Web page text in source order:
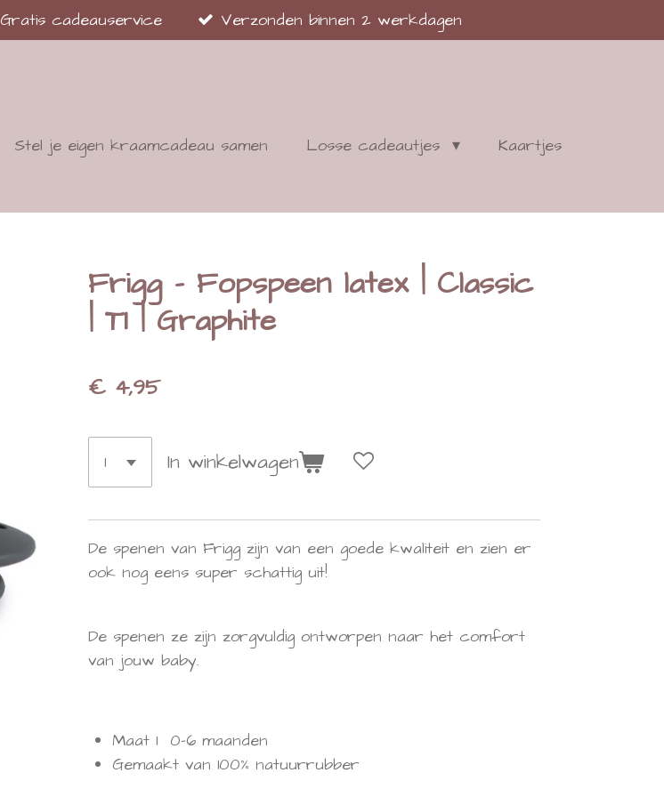
Gratis cadeauservice Verzonden binnen 2 werkdagen
Stel je eigen kraamcadeau samen Losse cadeautjes
Kaartjes
Frigg - Fopspeen latex | Classic
| T1 | Graphite
€ 4,95
In winkelwagen
De spenen van Frigg zijn van een goede kwaliteit en zien er
ook nog eens super schattig uit!
De spenen ze zijn zorgvuldig ontworpen naar het comfort
van jouw baby.
Maat 1 0-6 maanden
Gemaakt van 100% natuurrubber